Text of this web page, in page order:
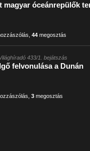
magyar óceánrepülők
,44 megosztás
433/1. bejátszás
felvonulása a Dunán
,3 megosztás